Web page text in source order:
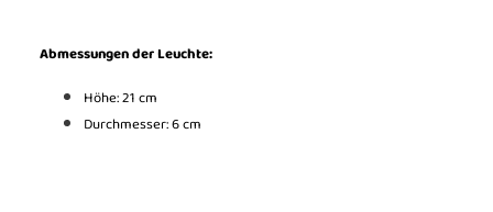
Abmessungen der Leuchte:
Höhe: 21 cm
Durchmesser: 6 cm